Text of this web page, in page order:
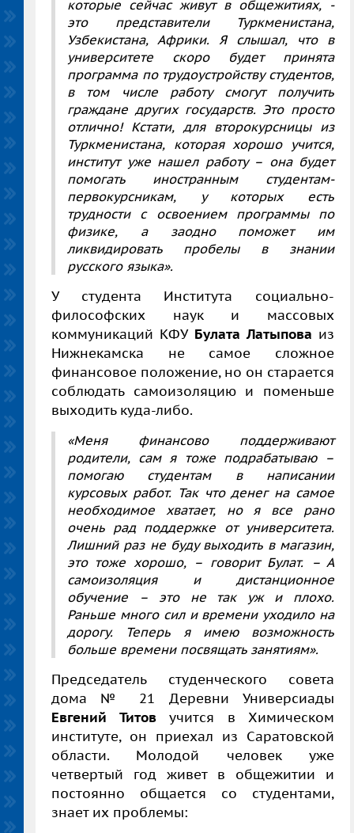
которые сейчас живут в общежитиях, -
это представители Туркменистана,
Узбекистана, Африки. Я слышал, что в
университете скоро будет принята
программа по трудоустройству студентов,
в том числе работу смогут получить
граждане других государств. Это просто
отлично! Кстати, для второкурсницы из
Туркменистана, которая хорошо учится,
институт уже нашел работу – она будет
помогать иностранным студентам-
первокурсникам, у которых есть
трудности с освоением программы по
физике, а заодно поможет им
ликвидировать пробелы в знании
русского языка».
У студента Института социально-
философских наук и массовых
коммуникаций КФУБулата Латыпова из
Нижнекамска не самое сложное
финансовое положение, но он старается
соблюдать самоизоляцию и поменьше
выходить куда-либо.
«Меня финансово поддерживают
родители, сам я тоже подрабатываю –
помогаю студентам в написании
курсовых работ. Так что денег на самое
необходимое хватает, но я все рано
очень рад поддержке от университета.
Лишний раз не буду выходить в магазин,
это тоже хорошо, – говорит Булат. – А
самоизоляция и дистанционное
обучение – это не так уж и плохо.
Раньше много сил и времени уходило на
дорогу. Теперь я имею возможность
больше времени посвящать занятиям».
Председатель студенческого совета
дома № 21 Деревни Универсиады
Евгений Титовучится в Химическом
институте, он приехал из Саратовской
области. Молодой человек уже
четвертый год живет в общежитии и
постоянно общается со студентами,
знает их проблемы: